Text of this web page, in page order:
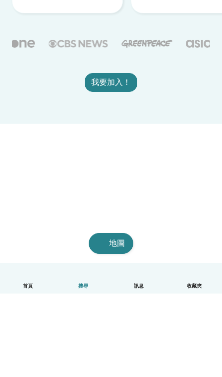
首頁 搜尋 訊息 收藏夾
我要加入！
地圖